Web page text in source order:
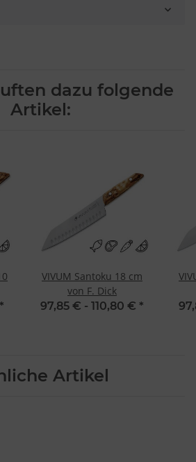
dazu folgende
Artikel:
*
VIVUM Santoku 18 cm
von F. Dick
97,85 € - 110,80 € *
Artikel